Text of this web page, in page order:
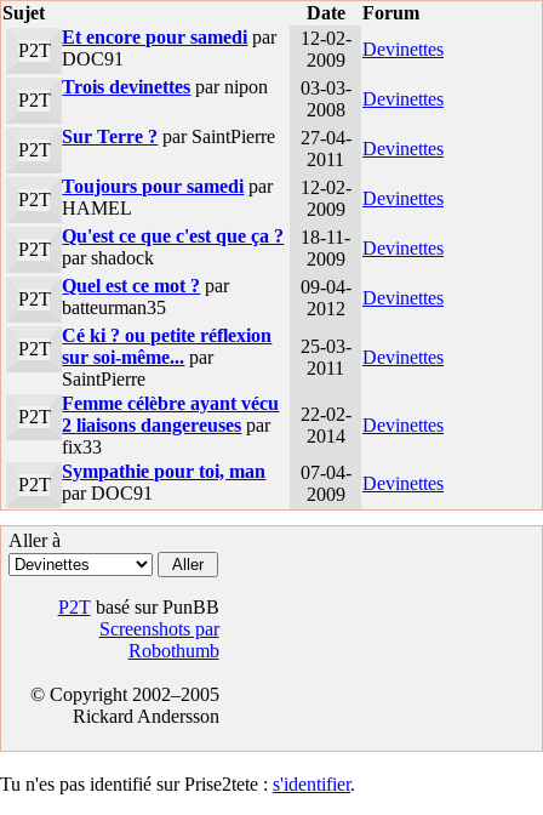
Sujet Date
Forum
P2T
Et encore pour samedi par
DOC91
12-02-
2009
Devinettes
P2T
Trois devinettes par nipon
03-03-
2008
Devinettes
P2T
Sur Terre ? par SaintPierre
27-04-
2011
Devinettes
P2T
Toujours pour samedi par
HAMEL
12-02-
2009
Devinettes
P2T
Qu'est ce que c'est que ça ?
par shadock
18-11-
2009
Devinettes
P2T
Quel est ce mot ? par
batteurman35
09-04-
2012
Devinettes
P2T
Cé ki ? ou petite réflexion
sur soi-même... par
SaintPierre
25-03-
2011
Devinettes
P2T
Femme célèbre ayant vécu
2 liaisons dangereuses par
fix33
22-02-
2014
Devinettes
P2T
Sympathie pour toi, man
par DOC91
07-04-
2009
Devinettes
Aller à
P2Tbasé sur PunBB
Screenshots par
Robothumb
© Copyright 2002–2005
Rickard Andersson
Tu n'es pas identifié sur Prise2tete : s'identifier.